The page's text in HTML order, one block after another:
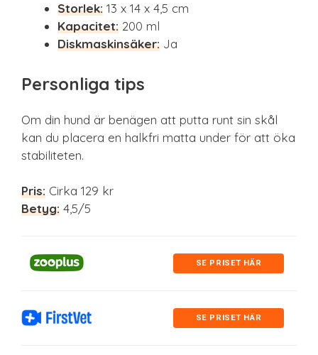
Storlek: 13 x 14 x 4,5 cm
Kapacitet: 200 ml
Diskmaskinsäker: Ja
Personliga tips
Om din hund är benägen att putta runt sin skål
kan du placera en halkfri matta under för att öka
stabiliteten.
Pris: Cirka 129 kr
Betyg: 4,5/5
SE PRISET HÄR
SE PRISET HÄR